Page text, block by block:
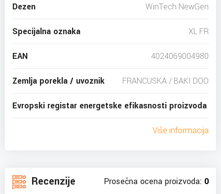
Dezen WinTech NewGen
Specijalna oznaka XL FR
EAN 4024069004980
Zemlja porekla / uvoznik FRANCUSKA / BAKI DOO
Evropski registar energetske efikasnosti proizvoda
Više informacija
Recenzije Prosečna ocena proizvoda: 0